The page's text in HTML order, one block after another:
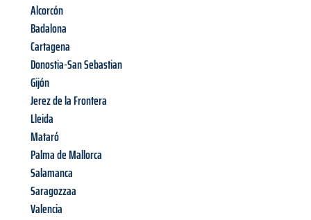
Alcorcón
Badalona
Cartagena
Donostia-San Sebastian
Gijón
Jerez de la Frontera
Lleida
Mataró
Palma de Mallorca
Salamanca
Saragozzaa
Valencia